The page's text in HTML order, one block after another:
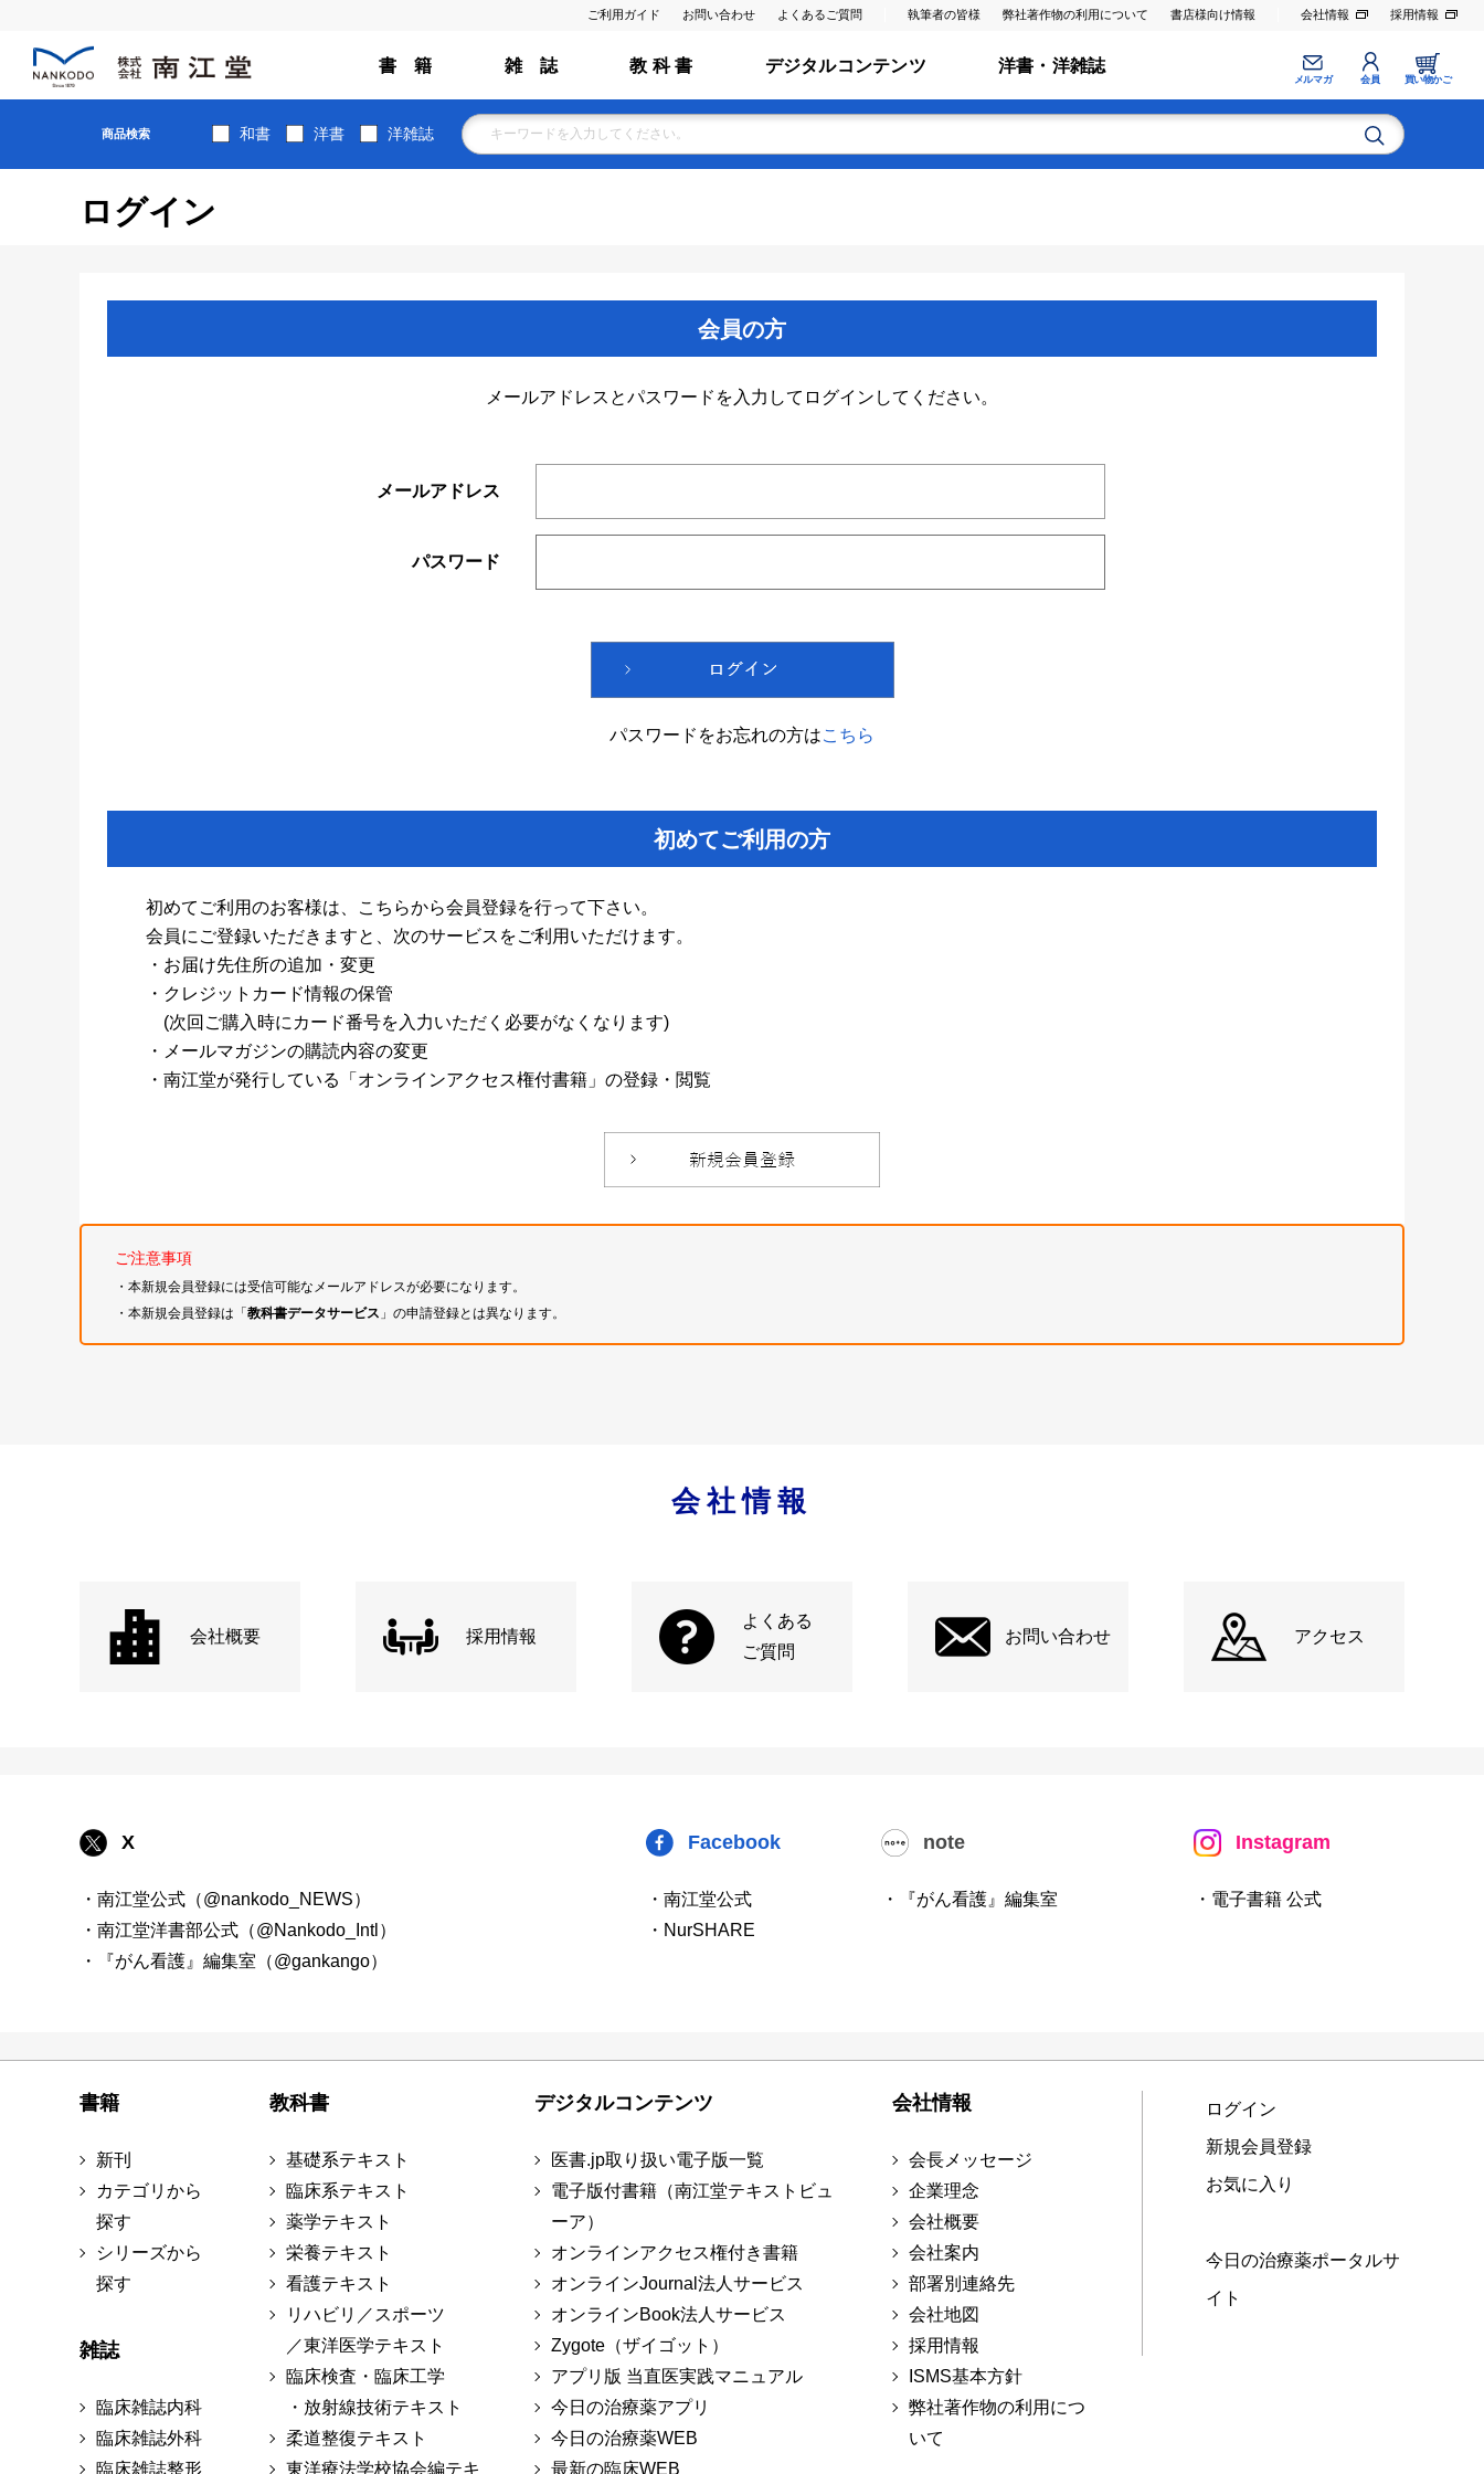
ご利用ガイド お問い合わせ よくあるご質問 執筆者の皆様 弊社著作物の利用について 書店様向け情報 会社情報 採用情報
書 籍 雑 誌 教 科 書 デジタルコンテンツ 洋書・洋雑誌
メルマガ 会員 買い物かご
商品検索 和書 洋書 洋雑誌
ログイン
会員の方
メールアドレスとパスワードを入力してログインしてください。
メールアドレス
パスワード
パスワードをお忘れの方はこちら
初めてご利用の方
初めてご利用のお客様は、こちらから会員登録を行って下さい。
会員にご登録いただきますと、次のサービスをご利用いただけます。
・お届け先住所の追加・変更
・クレジットカード情報の保管
(次回ご購入時にカード番号を入力いただく必要がなくなります)
・メールマガジンの購読内容の変更
・南江堂が発行している「オンラインアクセス権付書籍」の登録・閲覧
ご注意事項
・本新規会員登録には受信可能なメールアドレスが必要になります。
・本新規会員登録は「教科書データサービス 」の申請登録とは異なります。
会社情報
会社概要 採用情報
よくある
ご質問
お問い合わせ アクセス
X
・南江堂公式（@nankodo_NEWS）
・南江堂洋書部公式（@Nankodo_Intl）
・『がん看護』編集室（@gankango）
Facebook
・南江堂公式
・NurSHARE
note
・『がん看護』編集室
Instagram
・電子書籍 公式
書籍
新刊
カテゴリから
探す
シリーズから
探す
雑誌
臨床雑誌内科
臨床雑誌外科
臨床雑誌整形
教科書
基礎系テキスト
臨床系テキスト
薬学テキスト
栄養テキスト
看護テキスト
リハビリ／スポーツ
／東洋医学テキスト
臨床検査・臨床工学
・放射線技術テキスト
柔道整復テキスト
東洋療法学校協会編テキ
デジタルコンテンツ
医書.jp取り扱い電子版一覧
電子版付書籍（南江堂テキストビュ
ーア）
オンラインアクセス権付き書籍
オンラインJournal法人サービス
オンラインBook法人サービス
Zygote（ザイゴット）
アプリ版 当直医実践マニュアル
今日の治療薬アプリ
今日の治療薬WEB
最新の臨床WEB
会社情報
会長メッセージ
企業理念
会社概要
会社案内
部署別連絡先
会社地図
採用情報
ISMS基本方針
弊社著作物の利用につ
いて
ログイン
新規会員登録
お気に入り
今日の治療薬ポータルサ
イト